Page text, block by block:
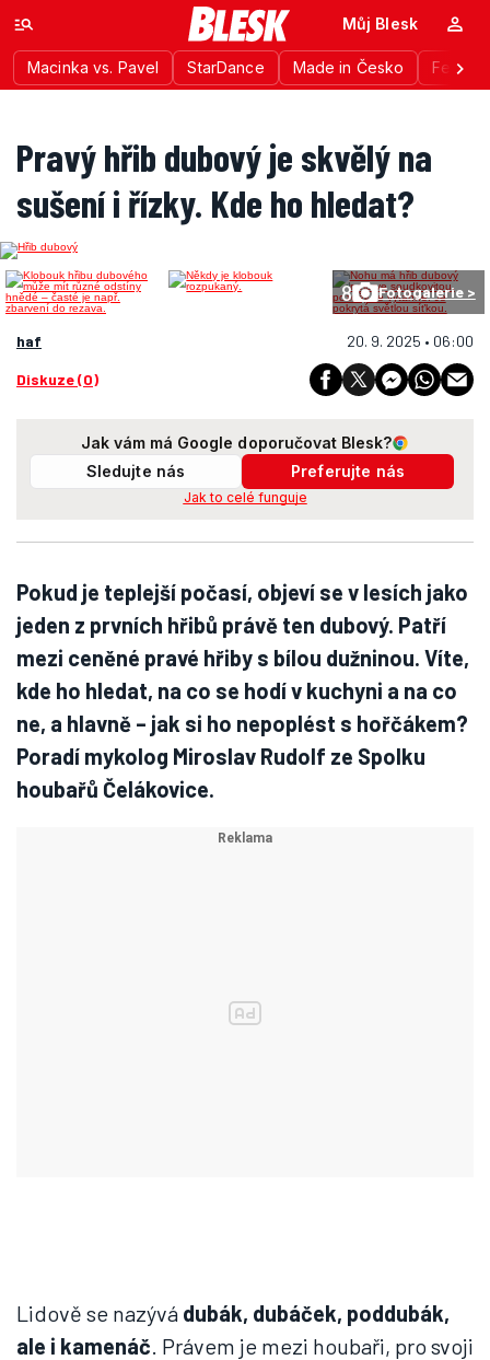
Macinka vs. Pavel StarDance Made in Česko
Můj Blesk
Pravý hřib dubový je skvělý na
sušení i řízky. Kde ho hledat?
8 Fotogalerie >
haf 20. 9. 2025 • 06:00
Diskuze (0)
Jak vám má Google doporučovat Blesk?
Sledujte nás
Preferujte nás
Jak to celé funguje
Pokud je teplejší počasí, objeví se v lesích jako
jeden z prvních hřibů právě ten dubový. Patří
mezi ceněné pravé hřiby s bílou dužninou. Víte,
kde ho hledat, na co se hodí v kuchyni a na co
ne, a hlavně – jak si ho nepoplést s hořčákem?
Poradí mykolog Miroslav Rudolf ze Spolku
houbařů Čelákovice.
Lidově se nazývá dubák, dubáček, poddubák,
ale i kamenáč. Právem je mezi houbaři, pro svoji